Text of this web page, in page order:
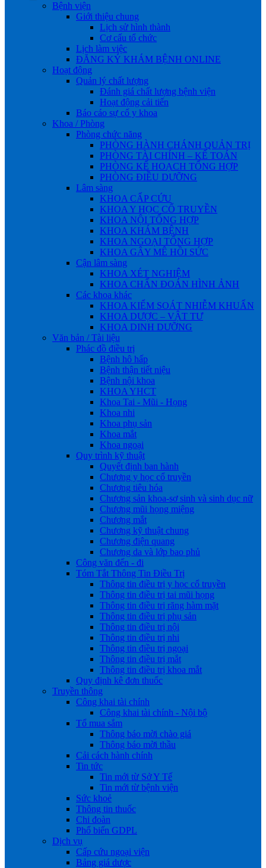
Bệnh viện
Giới thiệu chung
Lịch sử hình thành
Cơ cấu tổ chức
Lịch làm việc
ĐĂNG KÝ KHÁM BỆNH ONLINE
Hoạt động
Quản lý chất lượng
Đánh giá chất lượng bệnh viện
Hoạt động cải tiến
Báo cáo sự cố y khoa
Khoa / Phòng
Phòng chức năng
PHÒNG HÀNH CHÁNH QUẢN TRỊ
PHÒNG TÀI CHÍNH – KẾ TOÁN
PHÒNG KẾ HOẠCH TỔNG HỢP
PHÒNG ĐIỀU DƯỠNG
Lâm sàng
KHOA CẤP CỨU
KHOA Y HỌC CỔ TRUYỀN
KHOA NỘI TỔNG HỢP
KHOA KHÁM BỆNH
KHOA NGOẠI TỔNG HỢP
KHOA GÂY MÊ HỒI SỨC
Cận lâm sàng
KHOA XÉT NGHIỆM
KHOA CHẨN ĐOÁN HÌNH ẢNH
Các khoa khác
KHOA KIỂM SOÁT NHIỄM KHUẨN
KHOA DƯỢC – VẬT TƯ
KHOA DINH DƯỠNG
Văn bản / Tài liệu
Phác đồ điều trị
Bệnh hô hấp
Bệnh thận tiết niệu
Bệnh nội khoa
KHOA YHCT
Khoa Tai - Mũi - Họng
Khoa nhi
Khoa phụ sản
Khoa mắt
Khoa ngoại
Quy trình kỹ thuật
Quyết định ban hành
Chương y học cổ truyền
Chương tiêu hóa
Chương sản khoa-sơ sinh và sinh dục nữ
Chương mũi họng miệng
Chương mắt
Chương kỹ thuật chung
Chương điện quang
Chương da và lớp bao phủ
Công văn đến - đi
Tóm Tắt Thông Tin Điều Trị
Thông tin điều trị y học cổ truyền
Thông tin điều trị tai mũi họng
Thông tin điều trị răng hàm mặt
Thông tin điều trị phụ sản
Thông tin điều trị nội
Thông tin điều trị nhi
Thông tin điều trị ngoại
Thông tin điều trị mắt
Thông tin điều trị khoa mắt
Quy định kê đơn thuốc
Truyền thông
Công khai tài chính
Công khai tài chính - Nội bộ
Tổ mua sắm
Thông báo mời chào giá
Thông báo mời thầu
Cải cách hành chính
Tin tức
Tin mới từ Sở Y Tế
Tin mới từ bệnh viện
Sức khoẻ
Thông tin thuốc
Chi đoàn
Phổ biến GDPL
Dịch vụ
Cấp cứu ngoại viện
Bảng giá dược